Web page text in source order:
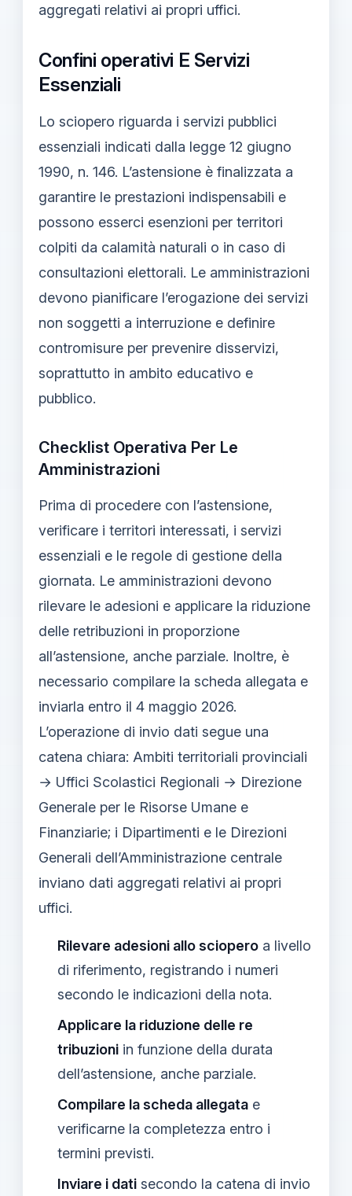
aggregati relativi ai propri uffici.
Confini operativi E Servizi
Essenziali
Lo sciopero riguarda i servizi pubblici
essenziali indicati dalla legge 12 giugno
1990, n. 146. L’astensione è finalizzata a
garantire le prestazioni indispensabili e
possono esserci esenzioni per territori
colpiti da calamità naturali o in caso di
consultazioni elettorali. Le amministrazioni
devono pianificare l’erogazione dei servizi
non soggetti a interruzione e definire
contromisure per prevenire disservizi,
soprattutto in ambito educativo e
pubblico.
Checklist Operativa Per Le
Amministrazioni
Prima di procedere con l’astensione,
verificare i territori interessati, i servizi
essenziali e le regole di gestione della
giornata. Le amministrazioni devono
rilevare le adesioni e applicare la riduzione
delle retribuzioni in proporzione
all’astensione, anche parziale. Inoltre, è
necessario compilare la scheda allegata e
inviarla entro il 4 maggio 2026.
L’operazione di invio dati segue una
catena chiara: Ambiti territoriali provinciali
→ Uffici Scolastici Regionali → Direzione
Generale per le Risorse Umane e
Finanziarie; i Dipartimenti e le Direzioni
Generali dell’Amministrazione centrale
inviano dati aggregati relativi ai propri
uffici.
Rilevare adesioni allo sciopero a livello
di riferimento, registrando i numeri
secondo le indicazioni della nota.
Applicare la riduzione delle re
tribuzioni in funzione della durata
dell’astensione, anche parziale.
Compilare la scheda allegata e
verificarne la completezza entro i
termini previsti.
Inviare i dati secondo la catena di invio